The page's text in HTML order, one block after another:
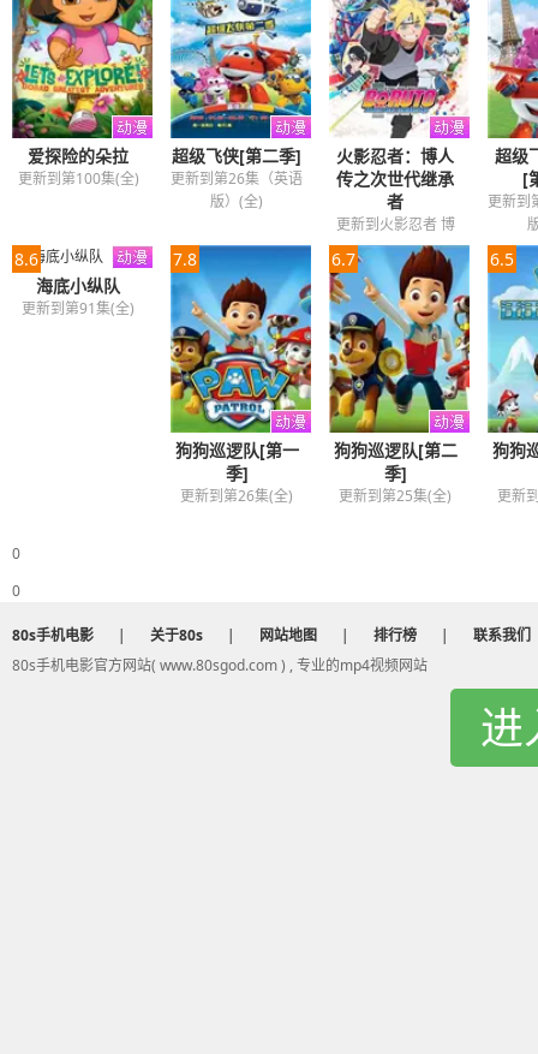
爱探险的朵拉
更新到第100集(全)
超级飞侠[第二季]
更新到第26集（英语
版）(全)
火影忍者：博人
传之次世代继承
者
更新到火影忍者 博
人传之火影次世代
293
超级
[
更新到
8.6
海底小纵队
更新到第91集(全)
7.8
狗狗巡逻队[第一
季]
更新到第26集(全)
6.7
狗狗巡逻队[第二
季]
更新到第25集(全)
6.5
狗狗
更新
0
0
80s手机电影 | 关于80s | 网站地图 | 排行榜 |
联系我们
80s手机电影官方网站( www.80sgod.com ) , 专业的mp4视频网站
进